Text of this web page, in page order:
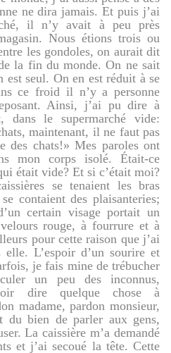
ne dira jamais. Et puis j’ai
il n’y avait à peu près
Nous étions trois ou
les gondoles, on aurait dit
la fin du monde. On ne sait
est seul. On en est réduit à se
ce froid il n’y a personne
Ainsi, j’ai pu dire à
dans le supermarché vide:
maintenant, il ne faut pas
des chats!» Mes paroles ont
mon corps isolé. Était-ce
était vide? Et si c’était moi?
se tenaient les bras
contaient des plaisanteries;
certain visage portait un
rouge, à fourrure et à
pour cette raison que j’ai
elle. L’espoir d’un sourire et
je fais mine de trébucher
un peu des inconnus,
dire quelque chose à
madame, pardon monsieur,
du bien de parler aux gens,
La caissière m’a demandé
et j’ai secoué la tête. Cette